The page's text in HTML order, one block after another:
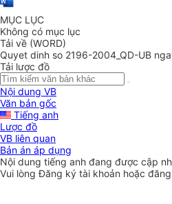
MỤC LỤC
Không có mục lục
Tải về (WORD)
Quyet dinh so 2196-2004_QD-UB
Tải lược đồ
Nội dung VB
Văn bản gốc
Tiếng anh
Lược đồ
VB liên quan
Bản án áp dụng
Nội dung tiếng anh đang được cập
Vui lòngĐăng ký tài khoản hoặc